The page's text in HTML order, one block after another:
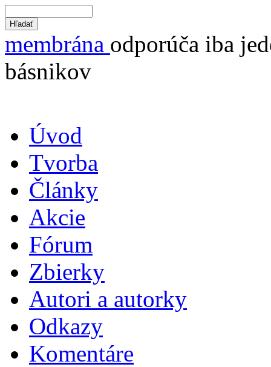
membrána odporúča iba
básnikov
Úvod
Tvorba
Články
Akcie
Fórum
Zbierky
Autori a autorky
Odkazy
Komentáre